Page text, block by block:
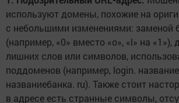
используют домены, похожие на
с небольшими изменениями: заменой
(например, «0» вместо «o», «l» на «1»),
лишних слов или символов,
поддоменов (например, login.
названиебанка. ru). Также стоит
в адресе есть странные символы,